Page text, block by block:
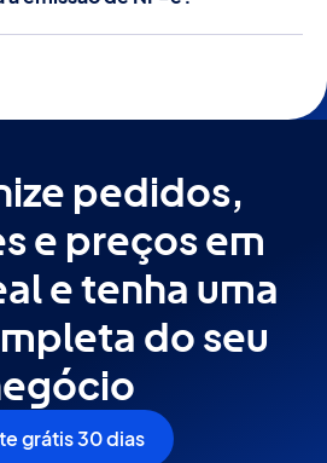
Fiscal Eletrônica (NF-e) é
pedidos,
e preços em
e tenha uma
do seu
grátis 30 dias